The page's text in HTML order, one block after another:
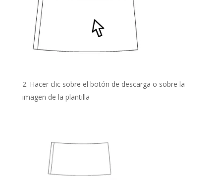
Hacer clic sobre el botón de descarga o sobre la
imagen de la plantilla